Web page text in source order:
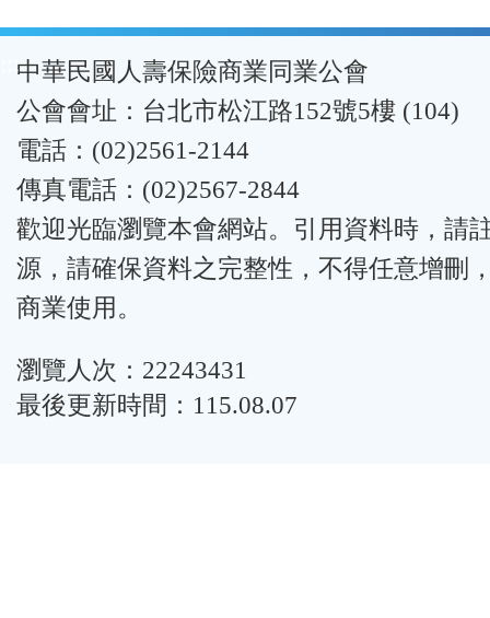
:::中華民國人壽保險商業同業公會
公會會址：台北市松江路152號5樓 (104)
電話：(02)2561-2144
傳真電話：(02)2567-2844
歡迎光臨瀏覽本會網站。引用資料時，請
源，請確保資料之完整性，不得任意增刪
商業使用。
瀏覽人次：22243431
最後更新時間：115.08.07